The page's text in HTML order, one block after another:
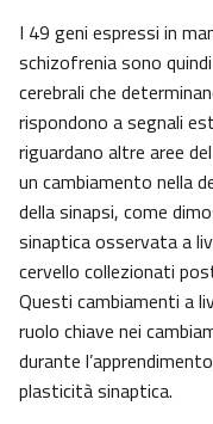
I 49 geni espressi in
schizofrenia sono
cerebrali che
rispondono a segnali
riguardano altre aree
un cambiamento nella
della sinapsi, come
sinaptica osservata a
cervello collezionati
Questi cambiamenti a
ruolo chiave nei
durante
plasticità sinaptica.